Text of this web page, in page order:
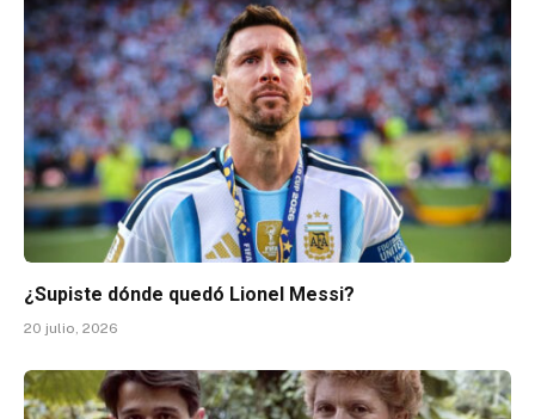
¿Supiste dónde quedó Lionel Messi?
20 julio, 2026